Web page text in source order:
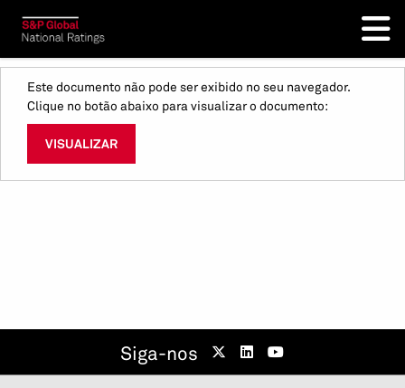
Este documento não pode ser exibido no seu navegador.
Clique no botão abaixo para visualizar o documento:
VISUALIZAR
Siga-nos